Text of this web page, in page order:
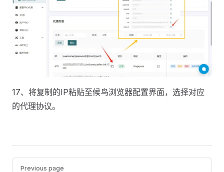
17、将复制的IP粘贴至候鸟浏览器配置界面，选择对应
的代理协议。
PagerPrevious page